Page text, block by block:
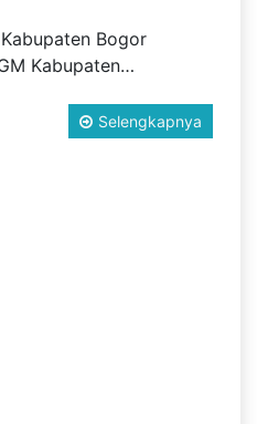
Bogor
Kabupaten…
Selengkapnya